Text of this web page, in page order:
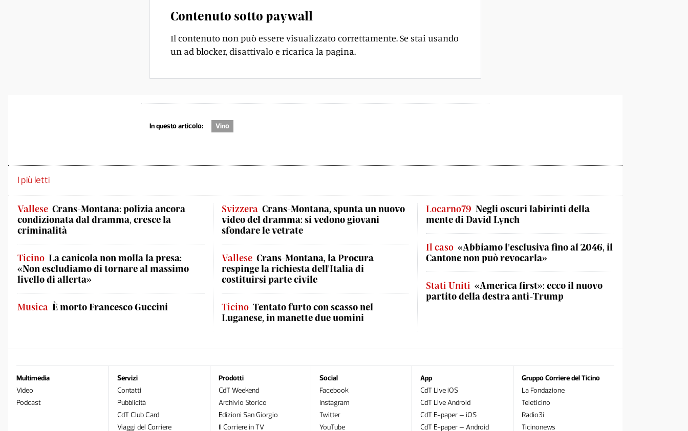
Contenuto sotto paywall
Il contenuto non può essere visualizzato correttamente. Se stai usando
un ad blocker, disattivalo e ricarica la pagina.
In questo articolo: Vino
I più letti
Vallese Crans-Montana: polizia ancora
condizionata dal dramma, cresce la
criminalità
Ticino La canicola non molla la presa:
«Non escludiamo di tornare al massimo
livello di allerta»
Musica È morto Francesco Guccini
Svizzera Crans-Montana, spunta un nuovo
video del dramma: si vedono giovani
sfondare le vetrate
Vallese Crans-Montana, la Procura
respinge la richiesta dell'Italia di
costituirsi parte civile
Ticino Tentato furto con scasso nel
Luganese, in manette due uomini
Locarno79 Negli oscuri labirinti della
mente di David Lynch
Il caso «Abbiamo l’esclusiva fino al 2046, il
Cantone non può revocarla»
Stati Uniti «America first»: ecco il nuovo
partito della destra anti-Trump
Multimedia
Video
Podcast
Servizi
Contatti
Pubblicità
CdT Club Card
Viaggi del Corriere
Prodotti
CdT Weekend
Archivio Storico
Edizioni San Giorgio
Il Corriere in TV
Social
Facebook
Instagram
Twitter
YouTube
App
CdT Live iOS
CdT Live Android
CdT E-paper – iOS
CdT E-paper – Android
Gruppo Corriere del Ticino
La Fondazione
Teleticino
Radio3i
Ticinonews